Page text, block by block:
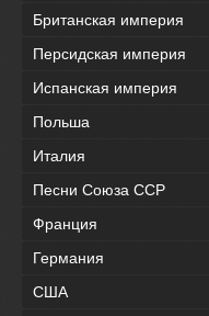
Британская империя
Персидская империя
Испанская империя
Польша
Италия
Песни Союза ССР
Франция
Германия
США